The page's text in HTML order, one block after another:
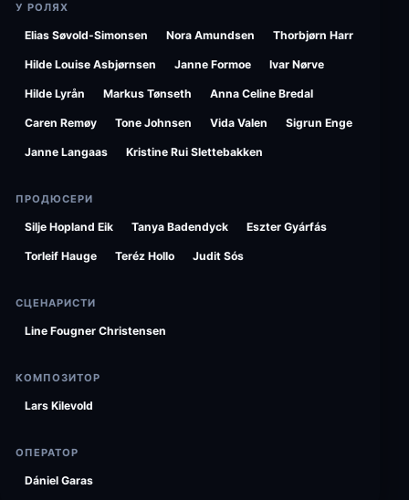
У РОЛЯХ
Elias Søvold-Simonsen Nora Amundsen Thorbjørn Harr
Hilde Louise Asbjørnsen Janne Formoe Ivar Nørve
Hilde Lyrån Markus Tønseth Anna Celine Bredal
Caren Remøy Tone Johnsen Vida Valen Sigrun Enge
Janne Langaas Kristine Rui Slettebakken
ПРОДЮСЕРИ
Silje Hopland Eik Tanya Badendyck Eszter Gyárfás
Torleif Hauge Teréz Hollo Judit Sós
СЦЕНАРИСТИ
Line Fougner Christensen
КОМПОЗИТОР
Lars Kilevold
ОПЕРАТОР
Dániel Garas